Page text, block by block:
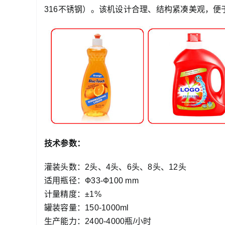
316不锈钢）。该机设计合理、结构紧凑美观，便
技术参数：
灌装头数：2头、4头、6头、8头、12头
适用瓶径：Ф33-Ф100 mm
计量精度：±1%
罐装容量：150-1000ml
生产能力：2400-4000瓶/小时